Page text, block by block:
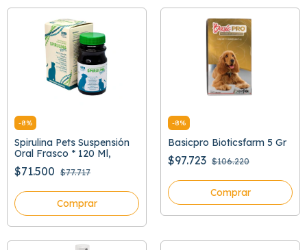
-8%
Spirulina Pets Suspensión
Oral Frasco * 120 Ml,
$71.500 $77.717
Comprar
-8%
Basicpro Bioticsfarm 5 Gr
$97.723 $106.220
Comprar